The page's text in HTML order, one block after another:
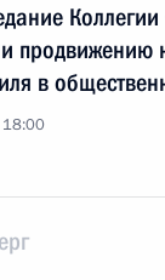
Коллегии
продвижению
в
18:00